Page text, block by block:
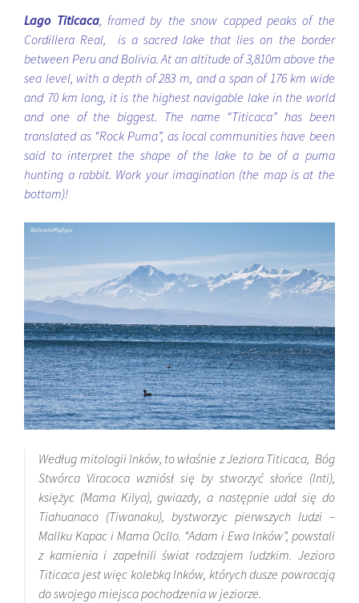
Lago Titicaca, framed by the snow capped peaks of the
Cordillera Real, is a sacred lake that lies on the border
between Peru and Bolivia. At an altitude of 3,810m above the
sea level, with a depth of 283 m, and a span of 176 km wide
and 70 km long, it is the highest navigable lake in the world
and one of the biggest. The name “Titicaca” has been
translated as “Rock Puma”, as local communities have been
said to interpret the shape of the lake to be of a puma
hunting a rabbit. Work your imagination (the map is at the
bottom)!
Według mitologii Inków, to właśnie z Jeziora Titicaca, Bóg
Stwórca Viracoca wzniósł się by stworzyć słońce (Inti),
księżyc (Mama Kilya), gwiazdy, a następnie udał się do
Tiahuanaco (Tiwanaku), bystworzyc pierwszych ludzi –
MallkuKapac i Mama Ocllo. “Adam i Ewa Inków”, powstali
z kamienia i zapełnili świat rodzajem ludzkim. Jezioro
Titicaca jest więc kolebką Inków, których dusze powracają
do swojego miejsca pochodzenia w jeziorze.